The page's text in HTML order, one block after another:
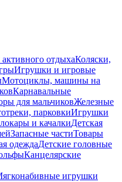
отдыхаКоляски,
Игрушки и игровые
Мотоциклы, машины на
Карнавальные
для мальчиковЖелезные
парковкиИгрушки
и качалкиДетская
Запасные частиТовары
одеждаДетские головные
Канцелярские
игрушки